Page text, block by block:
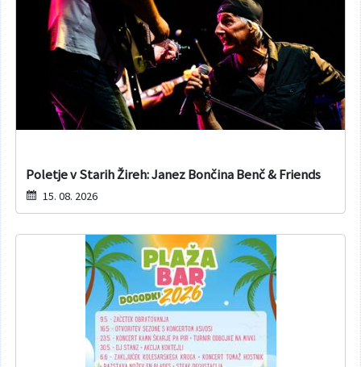
Poletje v Starih Žireh: Janez Bončina Benč & Friends
15. 08. 2026